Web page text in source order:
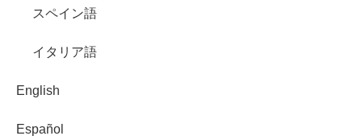
スペイン語
イタリア語
English
Español